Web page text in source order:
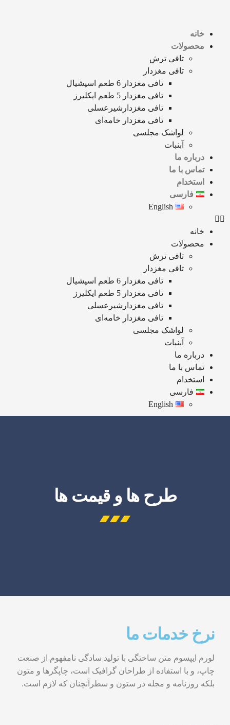
خانه
محصولات
تافی ترش
تافی مغزدار
تافی مغزدار 6 طعم اسپشیال
تافی مغزدار 5 طعم ایکلیرز
تافی مغزدارشیرعسلی
تافی مغزدار خامه‌ای
لواشک مجلسی
آبنبات
درباره ما
تماس با ما
استخدام
فارسی
English
خانه
محصولات
تافی ترش
تافی مغزدار
تافی مغزدار 6 طعم اسپشیال
تافی مغزدار 5 طعم ایکلیرز
تافی مغزدارشیرعسلی
تافی مغزدار خامه‌ای
لواشک مجلسی
آبنبات
درباره ما
تماس با ما
استخدام
فارسی
English
طرح ها و قیمت ها
نرخ خدمات ما
لورم ایپسوم متن ساختگی با تولید سادگی نامفهوم از صنعت
چاپ، و با استفاده از طراحان گرافیک است، چاپگرها و متون
بلکه روزنامه و مجله در ستون و سطرآنچنان که لازم است.